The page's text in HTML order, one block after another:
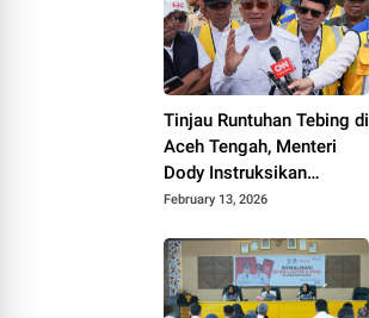
Tinjau Runtuhan Tebing di
Aceh Tengah, Menteri
Dody Instruksikan
Penanganan
Arahan Presiden
February 13, 2026